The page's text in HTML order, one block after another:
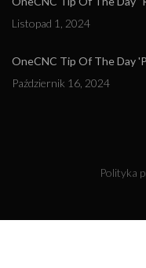
Listopad 1, 2024
OneCNC Tip Of The Day
Październik 16, 2024
Polityka